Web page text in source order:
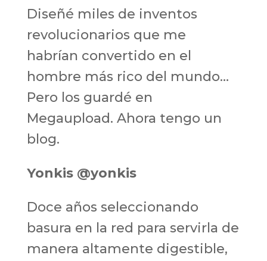
Diseñé miles de inventos
revolucionarios que me
habrían convertido en el
hombre más rico del mundo…
Pero los guardé en
Megaupload. Ahora tengo un
blog.
Yonkis @yonkis
Doce años seleccionando
basura en la red para servirla de
manera altamente digestible,